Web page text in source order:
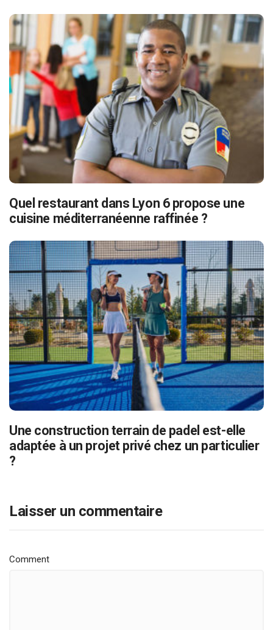
Quel restaurant dans Lyon 6 propose une
cuisine méditerranéenne raffinée ?
Une construction terrain de padel est-elle
adaptée à un projet privé chez un particulier
?
Laisser un commentaire
Comment